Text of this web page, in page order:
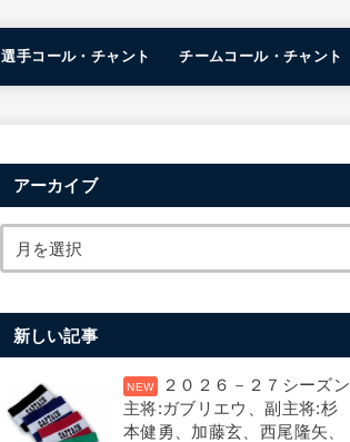
選手コール・チャント チームコール・チャント
アーカイブ
新しい記事
２０２６－２７シーズン
主将:ガブリエウ、副主将:杉
本健勇、加藤玄、西尾隆矢、